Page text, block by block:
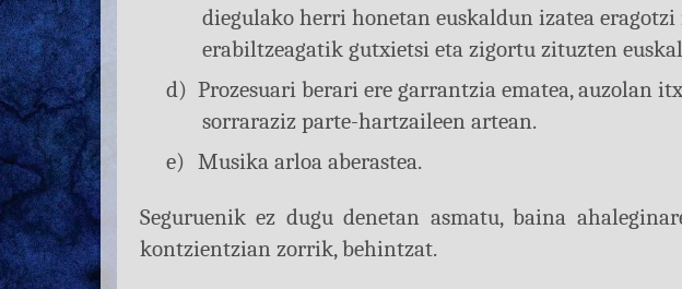
diegulako herri honetan euskaldun izatea eragotzi
erabiltzeagatik gutxietsi eta zigortu zituzten
d) Prozesuari berari ere garrantzia ematea, auzolan
sorraraziz parte-hartzaileen artean.
e) Musika arloa aberastea.
Seguruenik ez dugu denetan asmatu, baina
kontzientzian zorrik, behintzat.